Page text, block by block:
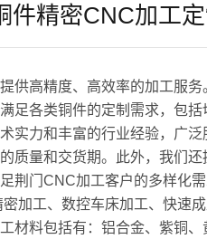
件精密CNC加工定
供高精度、高效率的加工服
足各类铜件的定制需求，包
实力和丰富的行业经验，广泛
质量和交货期。此外，我们
荆门CNC加工客户的多样化
加工、数控车床加工、快速
材料包括有：铝合金、紫铜